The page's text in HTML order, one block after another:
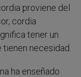
proviene del
cordia
tener un
necesidad.
ha enseñado